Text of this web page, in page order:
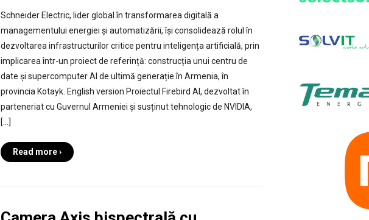
Schneider Electric, lider global în transformarea digitală a
managementului energiei și automatizării, își consolidează rolul în
dezvoltarea infrastructurilor critice pentru inteligența artificială, prin
implicarea într-un proiect de referință: construcția unui centru de
date și supercomputer AI de ultimă generație în Armenia, în
provincia Kotayk. English version Proiectul Firebird AI, dezvoltat în
parteneriat cu Guvernul Armeniei și susținut tehnologic de NVIDIA,
[…]
Read more ›